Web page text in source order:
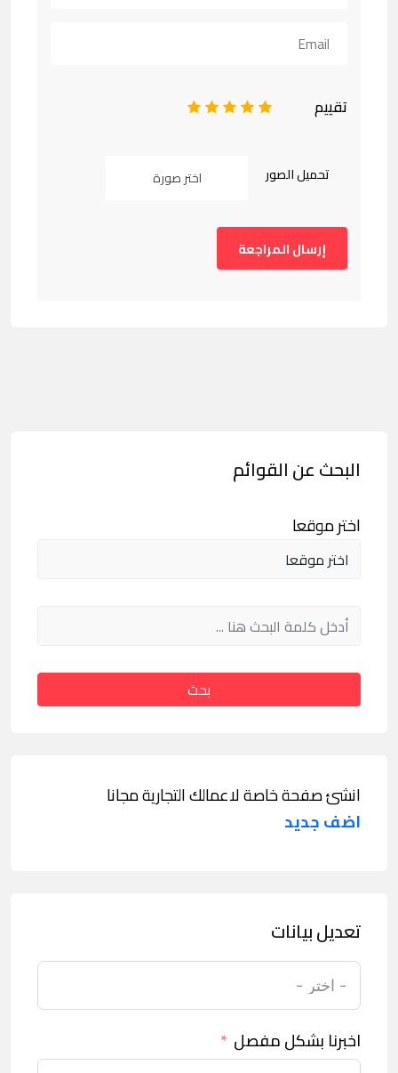
تقييم 5
4
3
2
تحميل الصور اختر صورة
البحث عن القوائم
اختر موقعا
بحث
انشئ صفحة خاصة لاعمالك التجارية مجانا
اضف جديد
تعديل بيانات
اخبرنا بشكل مفصل